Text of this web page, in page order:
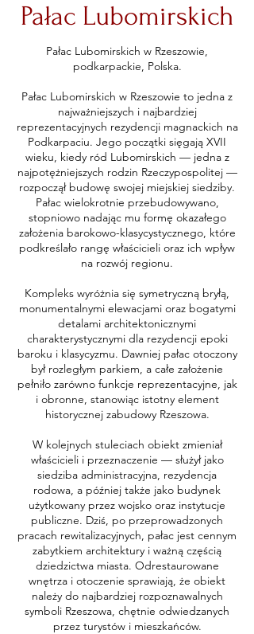
Pałac Lubomirskich
Pałac Lubomirskich w Rzeszowie,
podkarpackie, Polska.
Pałac Lubomirskich w Rzeszowie to jedna z
najważniejszych i najbardziej
reprezentacyjnych rezydencji magnackich na
Podkarpaciu. Jego początki sięgają XVII
wieku, kiedy ród Lubomirskich — jedna z
najpotężniejszych rodzin Rzeczypospolitej —
rozpoczął budowę swojej miejskiej siedziby.
Pałac wielokrotnie przebudowywano,
stopniowo nadając mu formę okazałego
założenia barokowo-klasycystycznego, które
podkreślało rangę właścicieli oraz ich wpływ
na rozwój regionu.
Kompleks wyróżnia się symetryczną bryłą,
monumentalnymi elewacjami oraz bogatymi
detalami architektonicznymi
charakterystycznymi dla rezydencji epoki
baroku i klasycyzmu. Dawniej pałac otoczony
był rozległym parkiem, a całe założenie
pełniło zarówno funkcje reprezentacyjne, jak
i obronne, stanowiąc istotny element
historycznej zabudowy Rzeszowa.
W kolejnych stuleciach obiekt zmieniał
właścicieli i przeznaczenie — służył jako
siedziba administracyjna, rezydencja
rodowa, a później także jako budynek
użytkowany przez wojsko oraz instytucje
publiczne. Dziś, po przeprowadzonych
pracach rewitalizacyjnych, pałac jest cennym
zabytkiem architektury i ważną częścią
dziedzictwa miasta. Odrestaurowane
wnętrza i otoczenie sprawiają, że obiekt
należy do najbardziej rozpoznawalnych
symboli Rzeszowa, chętnie odwiedzanych
przez turystów i mieszkańców.